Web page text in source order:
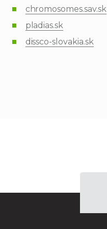
chromosomes.sav.sk
pladias.sk
dissco-slovakia.sk